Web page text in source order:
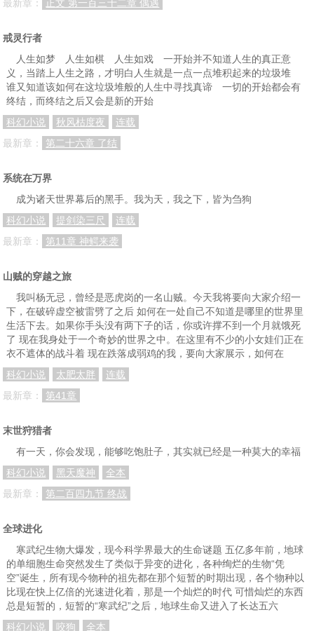
最新章：
正文 第一百三十二章 偶遇
戒灵行者
人生如梦 人生如棋 人生如戏 一开始并不知道人生的真正意
义，当踏上人生之路，才明白人生就是一点一点堆积起来的垃圾堆
谁又知道该如何在这垃圾堆般的人生中寻找真谛 一切的开始都会有
终结，而终结之后又会是新的开始
科幻小说
秋风枯度夜
连载
最新章：
第二十六章 了结
系统在万界
成为诸天世界幕后的黑手。我为天，我之下，皆为刍狗
科幻小说
提剑染三尺
连载
最新章：
第11章 神鳄来袭
山贼的穿越之旅
我叫杨无忌，曾经是恶虎岗的一名山贼。今天我将要向大家介绍一
下，在破碎虚空被雷劈了之后 如何在一处自己不知道是哪里的世界里
生活下去。如果你手头没有两下子的话，你或许撑不到一个月就饿死
了 现在我身处于一个奇妙的世界之中。在这里有不少的小女娃们正在
衣不遮体的战斗着 现在跌落成弱鸡的我，要向大家展示，如何在
科幻小说
太肥太胖
连载
最新章：
第41章
末世狩猎者
有一天，你会发现，能够吃饱肚子，其实就已经是一种莫大的幸福
科幻小说
黑天魔神
全本
最新章：
第二百四九节 终战
全球进化
寒武纪生物大爆发，现今科学界最大的生命谜题 五亿多年前，地球
的单细胞生命突然发生了类似于异变的进化，各种绚烂的生物“凭
空”诞生，所有现今物种的祖先都在那个短暂的时期出现，各个物种以
比现在快上亿倍的光速进化着，那是一个灿烂的时代 可惜灿烂的东西
总是短暂的，短暂的“寒武纪”之后，地球生命又进入了长达五六
科幻小说
咬狗
全本